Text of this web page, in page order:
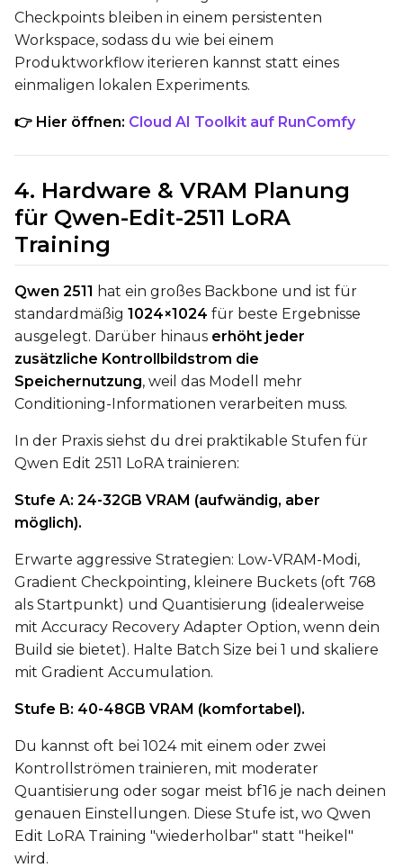
Height
Seed
ToggleWalk Seed
Walk Seed
ToggleSkip First Sample
Skip First Sample
ToggleForce First
Force First Sample
Toggle
Sample Prompts (10)
Width
Height
LoRA Scale
Prompt
Checkpoints bleiben in einem persistenten
Workspace, sodass du wie bei einem
Produktworkflow iterieren kannst statt eines
einmaligen lokalen Experiments.
👉 Hier öffnen: Cloud AI Toolkit auf RunComfy
4. Hardware & VRAM Planung
für Qwen-Edit-2511 LoRA
Training
Qwen 2511 hat ein großes Backbone und ist für
standardmäßig 1024×1024 für beste Ergebnisse
ausgelegt. Darüber hinaus erhöht jeder
zusätzliche Kontrollbildstrom die
Speichernutzung, weil das Modell mehr
Conditioning-Informationen verarbeiten muss.
In der Praxis siehst du drei praktikable Stufen für
Qwen Edit 2511 LoRA trainieren:
Stufe A: 24-32GB VRAM (aufwändig, aber
möglich).
Erwarte aggressive Strategien: Low-VRAM-Modi,
Gradient Checkpointing, kleinere Buckets (oft 768
als Startpunkt) und Quantisierung (idealerweise
mit Accuracy Recovery Adapter Option, wenn dein
Build sie bietet). Halte Batch Size bei 1 und skaliere
mit Gradient Accumulation.
Stufe B: 40-48GB VRAM (komfortabel).
Du kannst oft bei 1024 mit einem oder zwei
Kontrollströmen trainieren, mit moderater
Quantisierung oder sogar meist bf16 je nach deinen
genauen Einstellungen. Diese Stufe ist, wo Qwen
Edit LoRA Training "wiederholbar" statt "heikel"
wird.